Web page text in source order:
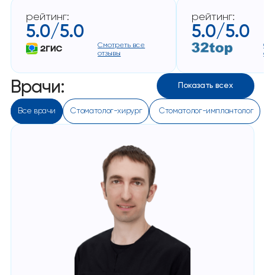
рейтинг:
5.0/5.0
Смотреть все
отзывы
рейтинг:
5.0/5.0
Врачи: Показать всех
Все врачи Стоматолог-хирург Стоматолог-имплантолог